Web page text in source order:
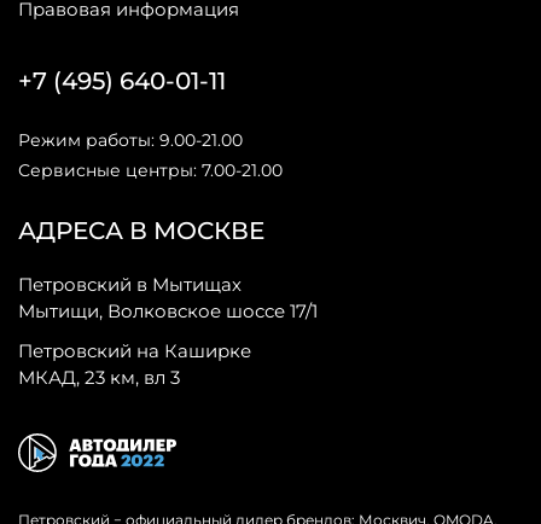
Правовая информация
АДРЕСА В МОСКВЕ
Петровский в Мытищах
Мытищи, Волковское шоссе 17/1
Петровский на Каширке
МКАД, 23 км, вл 3
+7 (495) 640-01-11
Режим работы: 9.00-21.00
Сервисные центры: 7.00-21.00
Петровский − официальный дилер брендов: Москвич, OMODA,